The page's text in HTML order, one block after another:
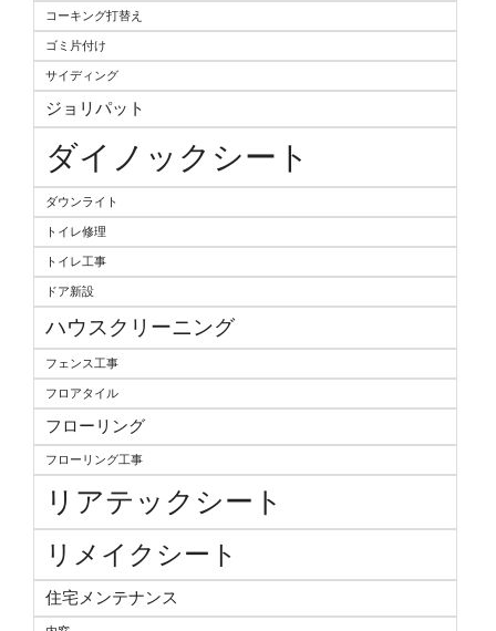
コーキング打替え
ゴミ片付け
サイディング
ジョリパット
ダイノックシート
ダウンライト
トイレ修理
トイレ工事
ドア新設
ハウスクリーニング
フェンス工事
フロアタイル
フローリング
フローリング工事
リアテックシート
リメイクシート
住宅メンテナンス